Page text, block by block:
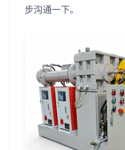
步沟通一下。